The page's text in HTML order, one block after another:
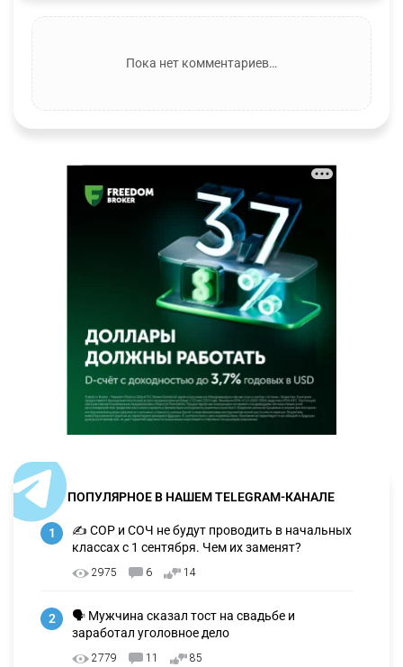
Пока нет комментариев…
ПОПУЛЯРНОЕ В НАШЕМ TELEGRAM-КАНАЛЕ
1
✍️ СОР и СОЧ не будут проводить в начальных
классах с 1 сентября. Чем их заменят?
2975 6 14
2
🗣 Мужчина сказал тост на свадьбе и
заработал уголовное дело
2779 11 85